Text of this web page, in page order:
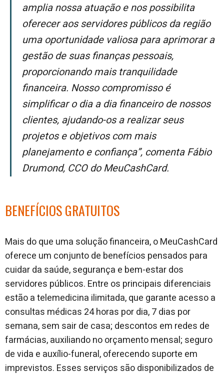
amplia nossa atuação e nos possibilita
oferecer aos servidores públicos da região
uma oportunidade valiosa para aprimorar a
gestão de suas finanças pessoais,
proporcionando mais tranquilidade
financeira. Nosso compromisso é
simplificar o dia a dia financeiro de nossos
clientes, ajudando-os a realizar seus
projetos e objetivos com mais
planejamento e confiança”, comenta Fábio
Drumond, CCO do MeuCashCard.
BENEFÍCIOS GRATUITOS
Mais do que uma solução financeira, o MeuCashCard
oferece um conjunto de benefícios pensados para
cuidar da saúde, segurança e bem-estar dos
servidores públicos. Entre os principais diferenciais
estão a telemedicina ilimitada, que garante acesso a
consultas médicas 24 horas por dia, 7 dias por
semana, sem sair de casa; descontos em redes de
farmácias, auxiliando no orçamento mensal; seguro
de vida e auxílio-funeral, oferecendo suporte em
imprevistos. Esses serviços são disponibilizados de